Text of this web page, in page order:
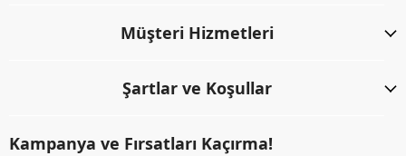
Müşteri Hizmetleri
Şartlar ve Koşullar
Kampanya ve Fırsatları Kaçırma!